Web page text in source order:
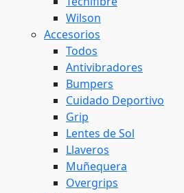
Wilson
Accesorios
Todos
Antivibradores
Bumpers
Cuidado Deportivo
Grip
Lentes de Sol
Llaveros
Muñequera
Overgrips